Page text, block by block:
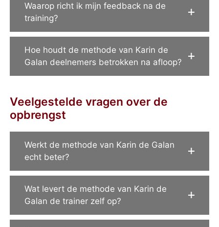
Waarop richt ik mijn feedback na de
training?
Hoe houdt de methode van Karin de
Galan deelnemers betrokken na afloop?
Veelgestelde vragen over de
opbrengst
Werkt de methode van Karin de Galan
echt beter?
Wat levert de methode van Karin de
Galan de trainer zelf op?